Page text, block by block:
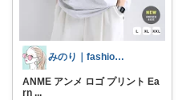
みのり｜fashion暮らしꕤ︎︎·͜·
ANME アンメ ロゴ プリント Ea
rn ...